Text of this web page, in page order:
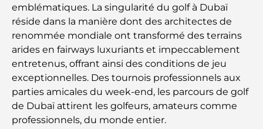
emblématiques. La singularité du golf à Dubaï
réside dans la manière dont des architectes de
renommée mondiale ont transformé des terrains
arides en fairways luxuriants et impeccablement
entretenus, offrant ainsi des conditions de jeu
exceptionnelles. Des tournois professionnels aux
parties amicales du week-end, les parcours de golf
de Dubaï attirent les golfeurs, amateurs comme
professionnels, du monde entier.